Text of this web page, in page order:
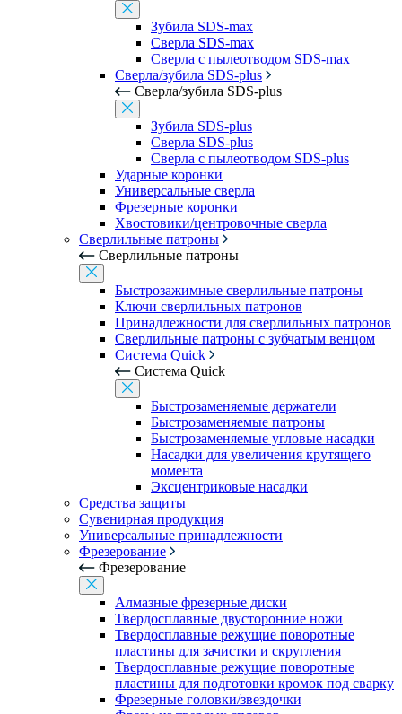
Зубила SDS-max
Сверла SDS-max
Сверла с пылеотводом SDS-max
Сверла/зубила SDS-plus
Сверла/зубила SDS-plus
Зубила SDS-plus
Сверла SDS-plus
Сверла с пылеотводом SDS-plus
Ударные коронки
Универсальные сверла
Фрезерные коронки
Хвостовики/центровочные сверла
Сверлильные патроны
Сверлильные патроны
Быстрозажимные сверлильные патроны
Ключи сверлильных патронов
Принадлежности для сверлильных патронов
Сверлильные патроны с зубчатым венцом
Система Quick
Система Quick
Быстрозаменяемые держатели
Быстрозаменяемые патроны
Быстрозаменяемые угловые насадки
Насадки для увеличения крутящего
момента
Эксцентриковые насадки
Средства защиты
Сувенирная продукция
Универсальные принадлежности
Фрезерование
Фрезерование
Алмазные фрезерные диски
Твердосплавные двусторонние ножи
Твердосплавные режущие поворотные
пластины для зачистки и скругления
Твердосплавные режущие поворотные
пластины для подготовки кромок под сварку
Фрезерные головки/звездочки